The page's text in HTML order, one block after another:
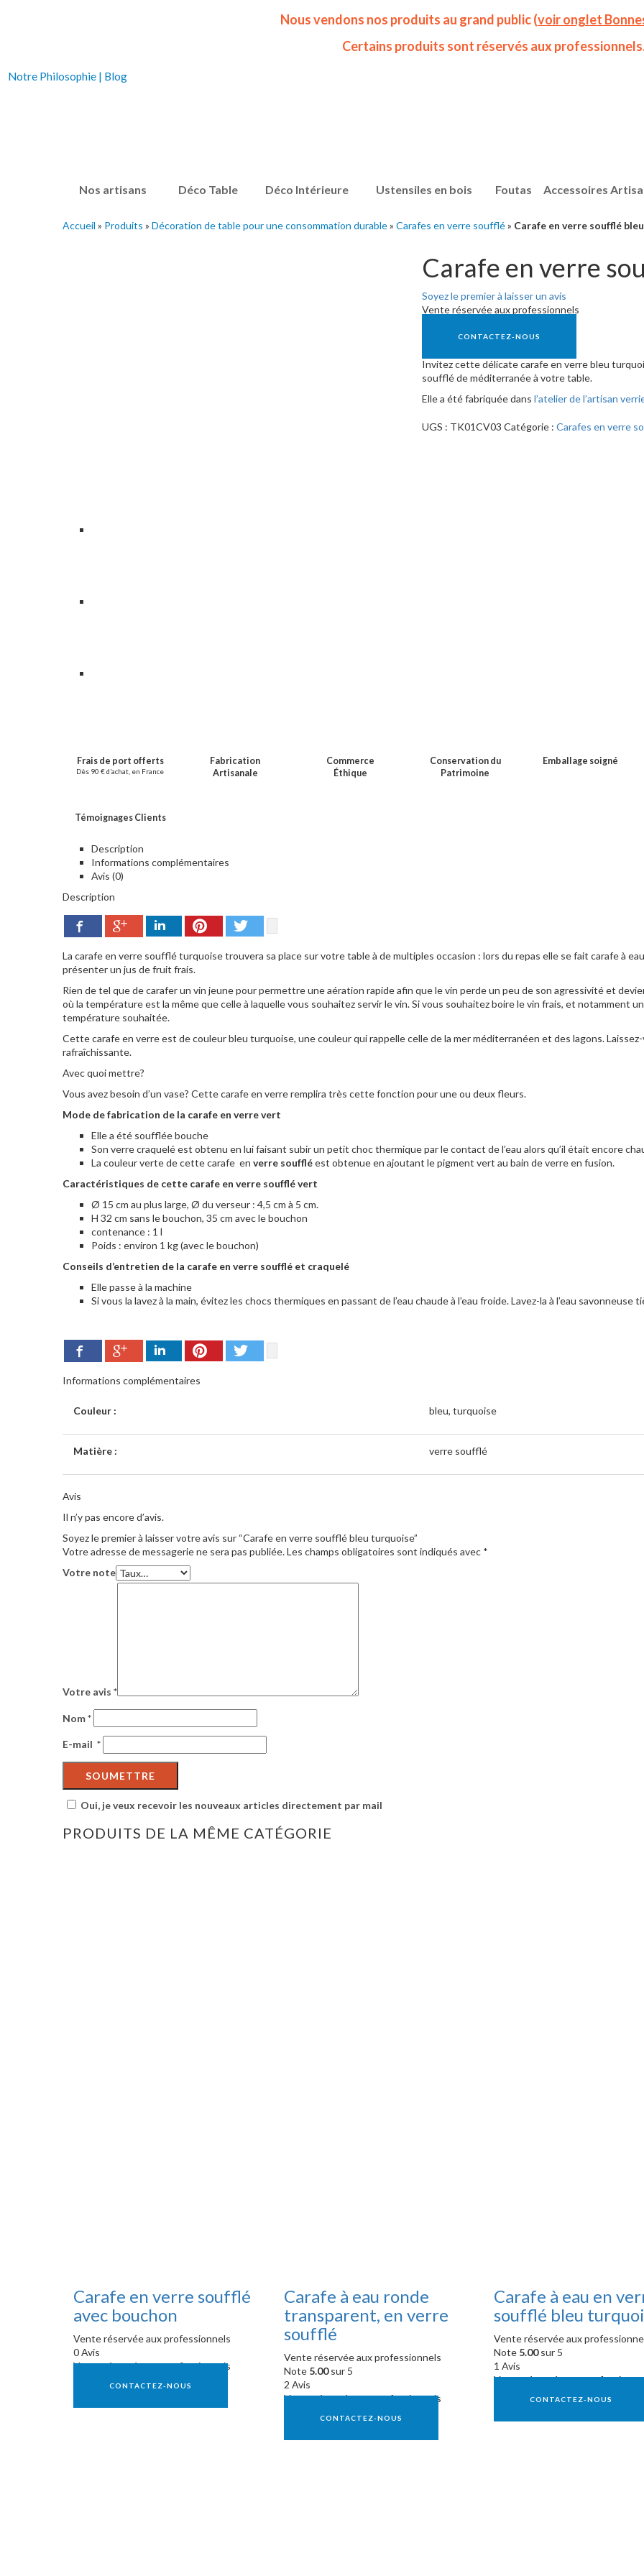
Nos artisans Déco Table Déco Intérieure Ustensiles en bois Foutas Accessoires
Nous vendons nos produits au grand public (voir onglet
Certains produits sont réservés aux
Notre Philosophie | Blog
Accueil » Produits » Décoration de table pour une consommation durable» Carafes en verre soufflé» Carafe en verre soufflé
Carafe en verre
Soyez le premier à laisser un avis
Vente réservée aux professionnels
CONTACTEZ-NOUS
Invitez cette délicate carafe en verre bleu
soufflé de méditerranée à votre table.
Elle a été fabriquée dans l’atelier de l’artisan
UGS : TK01CV03 Catégorie : Carafes en verre
Frais de port offerts
Dès 90 € d’achat, en France
Fabrication
Artisanale
Commerce
Éthique
Conservation du
Patrimoine
Emballage soigné
Témoignages Clients
Description
Informations complémentaires
Avis (0)
Description
Facebook Google+ LinkedIn Pinterest
La carafe en verre soufflé turquoise trouvera sa place sur votre table à de multiples occasion : lors du repas elle se fait carafe à
présenter un jus de fruit frais.
Rien de tel que de carafer un vin jeune pour permettre une aération rapide afin que le vin perde un peu de son agressivité et
où la température est la même que celle à laquelle vous souhaitez servir le vin. Si vous souhaitez boire le vin frais, et notamment
température souhaitée.
Cette carafe en verre est de couleur bleu turquoise, une couleur qui rappelle celle de la mer méditerranéen et des lagons.
rafraîchissante.
Avec quoi mettre?
Vous avez besoin d’un vase? Cette carafe en verre remplira très cette fonction pour une ou deux fleurs.
Mode de fabrication de la carafe en verre vert
Elle a été soufflée bouche
Son verre craquelé est obtenu en lui faisant subir un petit choc thermique par le contact de l’eau alors qu’il était encore
La couleur verte de cette carafe en verre souffléest obtenue en ajoutant le pigment vert au bain de verre en fusion.
Caractéristiques de cette carafe en verre soufflé vert
Ø 15 cm au plus large, Ø du verseur : 4,5 cm à 5 cm.
H 32 cm sans le bouchon, 35 cm avec le bouchon
contenance : 1 l
Poids : environ 1 kg (avec le bouchon)
Conseils d’entretien de la carafe en verre soufflé et craquelé
Elle passe à la machine
Si vous la lavez à la main, évitez les chocs thermiques en passant de l’eau chaude à l’eau froide. Lavez-la à l’eau savonneuse
Facebook Google+ LinkedIn Pinterest
Informations complémentaires
Couleur : bleu, turquoise
Matière : verre soufflé
Avis
Il n’y pas encore d’avis.
Soyez le premier à laisser votre avis sur “Carafe en verre soufflé bleu turquoise”
Votre adresse de messagerie ne sera pas publiée.Les champs obligatoires sont indiqués avec *
Votre note
Votre avis *
Nom*
E-mail *
Oui, je veux recevoir les nouveaux articles directement par mail
PRODUITS DE LA MÊME CATÉGORIE
Carafe en verre soufflé
avec bouchon
Vente réservée aux professionnels
0 Avis
Vente réservée aux professionnels
CONTACTEZ-NOUS
Carafe à eau ronde
transparent, en verre
soufflé
Vente réservée aux professionnels
Note 5.00sur 5
2 Avis
Vente réservée aux professionnels
CONTACTEZ-NOUS
Carafe à eau en
soufflé bleu
Vente réservée aux
Note 5.00sur 5
1 Avis
Vente réservée aux
CONTACTEZ-NOUS